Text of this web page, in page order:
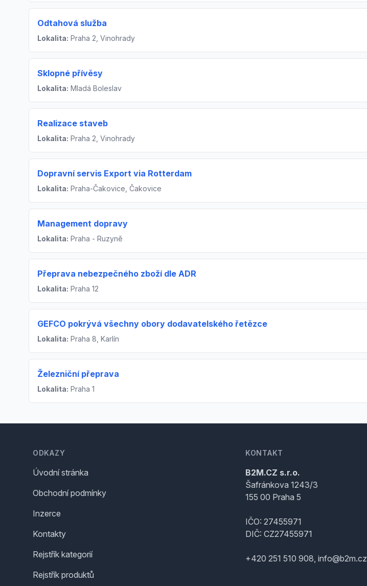
Odtahová služba
Lokalita: Praha 2, Vinohrady
Sklopné přívěsy
Lokalita: Mladá Boleslav
Realizace staveb
Lokalita: Praha 2, Vinohrady
Dopravní servis Export via Rotterdam
Lokalita: Praha-Čakovice, Čakovice
Management dopravy
Lokalita: Praha - Ruzyně
Přeprava nebezpečného zboží dle ADR
Lokalita: Praha 12
GEFCO pokrývá všechny obory dodavatelského řetězce
Lokalita: Praha 8, Karlín
Železniční přeprava
Lokalita: Praha 1
ODKAZY
Úvodní stránka
Obchodní podmínky
Inzerce
Kontakty
Rejstřík kategorií
Rejstřík produktů
KONTAKT
B2M.CZ s.r.o.
Šafránkova 1243/3
155 00 Praha 5
IČO: 27455971
DIČ: CZ27455971
+420 251 510 908, info@b2m.cz